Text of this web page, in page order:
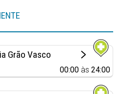
Grão Vasco
00:00 às24:00